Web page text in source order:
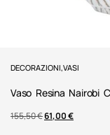
DECORAZIONI,VASI
Vaso Resina Nairobi
155,50€61,00€